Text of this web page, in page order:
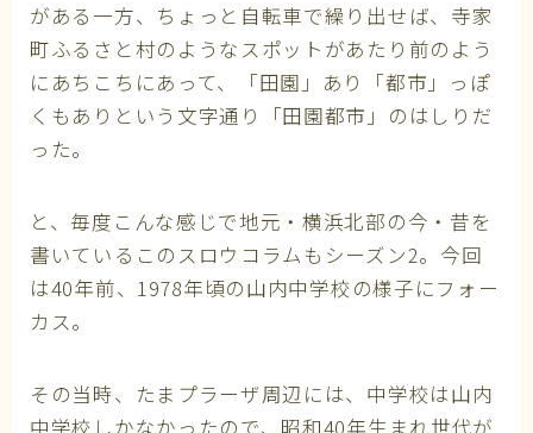
がある一方、ちょっと自転車で繰り出せば、寺家
町ふるさと村のようなスポットがあたり前のよう
にあちこちにあって、「田園」あり「都市」っぽ
くもありという文字通り「田園都市」のはしりだ
った。
と、毎度こんな感じで地元・横浜北部の今・昔を
書いているこのスロウコラムもシーズン2。今回
は40年前、1978年頃の山内中学校の様子にフォー
カス。
その当時、たまプラーザ周辺には、中学校は山内
中学校しかなかったので、昭和40年生まれ世代が